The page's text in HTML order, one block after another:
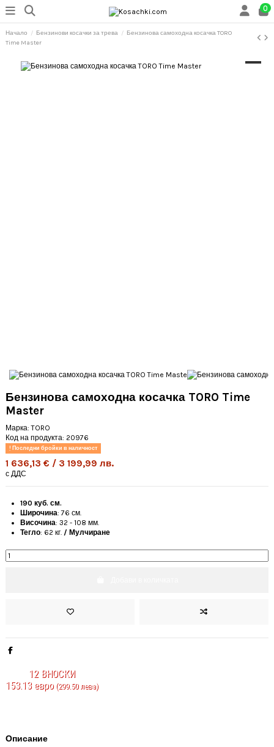
0
Начало Бензинови косачки за трева
Бензинова самоходна косачка TORO
Time Master
Бензинова самоходна косачка TORO Time
Master
Марка: TORO
Код на продукта: 20976
Последни бройки в наличност
1 636,13 € / 3 199,99 лв.
с ДДС
190 куб. см.
Широчина: 76 см.
Височина: 32 - 108 мм.
Тегло: 62 кг. / Мулчиране
12 ВНОСКИ
153.13 евро(299.50 лева)
Описание